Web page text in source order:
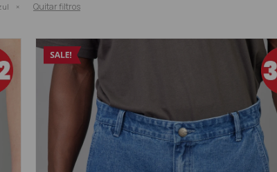
Quitar filtros